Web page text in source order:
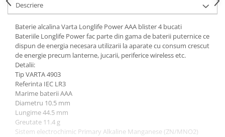
Descriere
Baterie alcalina Varta Longlife Power AAA blister 4 bucati
Bateriile Longlife Power fac parte din gama de baterii puternice ce
dispun de energia necesara utilizarii la aparate cu consum crescut
de energie precum lanterne, jucarii, periferice wireless etc.
Detalii:
Tip VARTA 4903
Referinta IEC LR3
Marime baterii AAA
Diametru 10.5 mm
Lungime 44.5 mm
Greutate 11.4 g
Sistem electrochimic Primary Alkaline Manganese (ZN/MNO2)